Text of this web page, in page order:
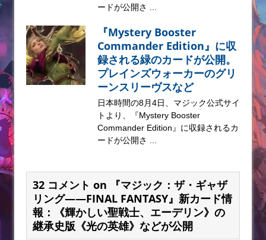
ードが公開さ ...
『Mystery Booster
Commander Edition』に収
録される緑のカードが公開。
プレインズウォーカーのグリ
ーンスリーヴスなど
日本時間の8月4日、マジック公式サイ
トより、『Mystery Booster
Commander Edition』に収録されるカ
ードが公開さ ...
32 コメント on 『マジック：ザ・ギャザ
リング——FINAL FANTASY』新カード情
報：《輝かしい聖戦士、エーデリン》の
継承史版《光の英雄》などが公開